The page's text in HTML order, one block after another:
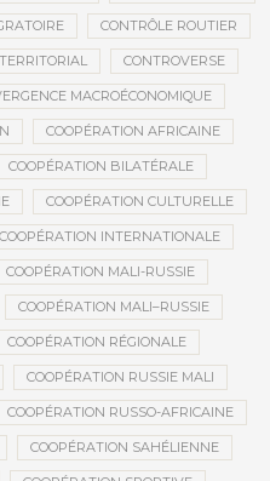
CONTRÔLE ROUTIER
CONTROVERSE
MACROÉCONOMIQUE
COOPÉRATION AFRICAINE
COOPÉRATION BILATÉRALE
COOPÉRATION CULTURELLE
COOPÉRATION INTERNATIONALE
COOPÉRATION MALI-RUSSIE
COOPÉRATION MALI–RUSSIE
COOPÉRATION RÉGIONALE
COOPÉRATION RUSSIE MALI
COOPÉRATION RUSSO-AFRICAINE
COOPÉRATION SAHÉLIENNE